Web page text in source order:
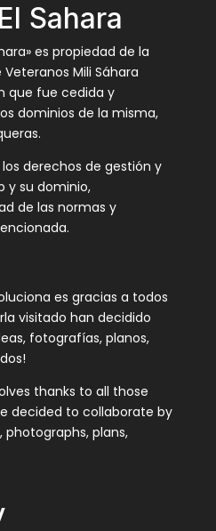
Sahara
es propiedad de la
Mili Sáhara
que fue cedida y
dominios de la misma,
los derechos de gestión y
y su dominio,
de las normas y
es gracias a todos
visitado han decidido
fotografías, planos,
thanks to all those
decided to collaborate by
plans,